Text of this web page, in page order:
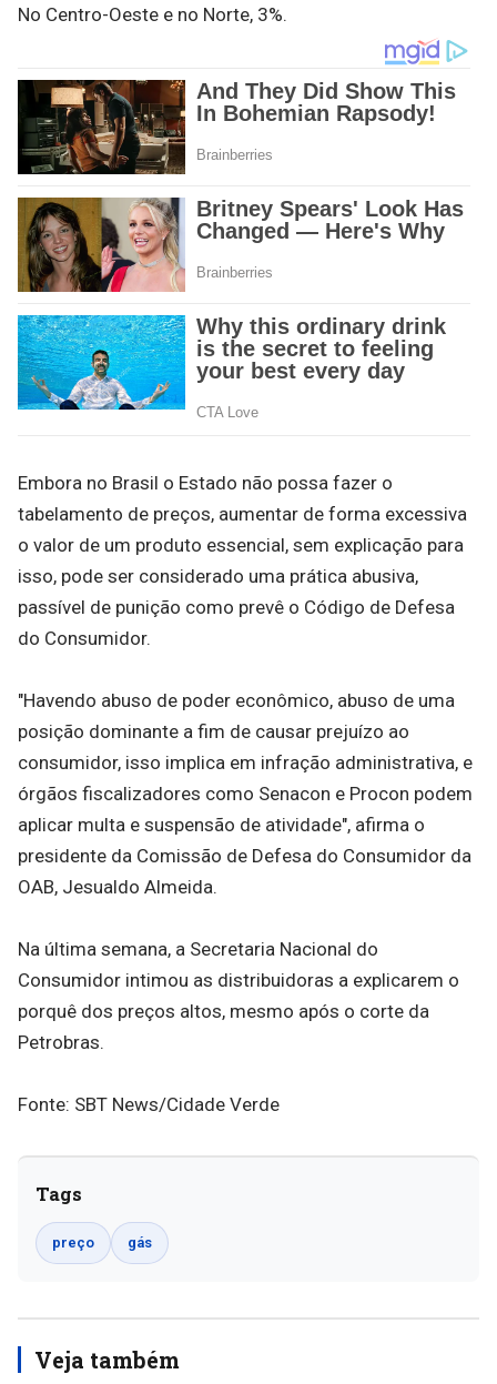
No Centro-Oeste e no Norte, 3%.
Embora no Brasil o Estado não possa fazer o
tabelamento de preços, aumentar de forma excessiva
o valor de um produto essencial, sem explicação para
isso, pode ser considerado uma prática abusiva,
passível de punição como prevê o Código de Defesa
do Consumidor.
"Havendo abuso de poder econômico, abuso de uma
posição dominante a fim de causar prejuízo ao
consumidor, isso implica em infração administrativa, e
órgãos fiscalizadores como Senacon e Procon podem
aplicar multa e suspensão de atividade", afirma o
presidente da Comissão de Defesa do Consumidor da
OAB, Jesualdo Almeida.
Na última semana, a Secretaria Nacional do
Consumidor intimou as distribuidoras a explicarem o
porquê dos preços altos, mesmo após o corte da
Petrobras.
Fonte: SBT News/Cidade Verde
Tags
preço gás
Veja também